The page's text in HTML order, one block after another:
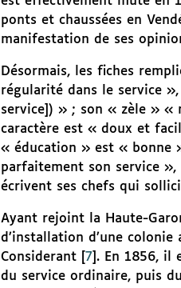
ponts et chaussées en
manifestation de ses
Désormais, les fiches
régularité dans le service
service]) » ; son « zèle » «
caractère est « doux et
« éducation » est « bonne
parfaitement son service
écrivent ses chefs qui
Ayant rejoint la Haute-
d’installation d’une
Considerant[ 7 . En 1856, il
du service ordinaire, puis